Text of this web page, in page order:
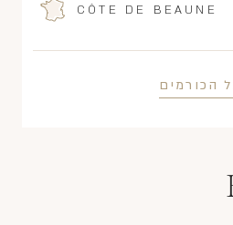
CÔTE DE BEAUNE
הכורמים